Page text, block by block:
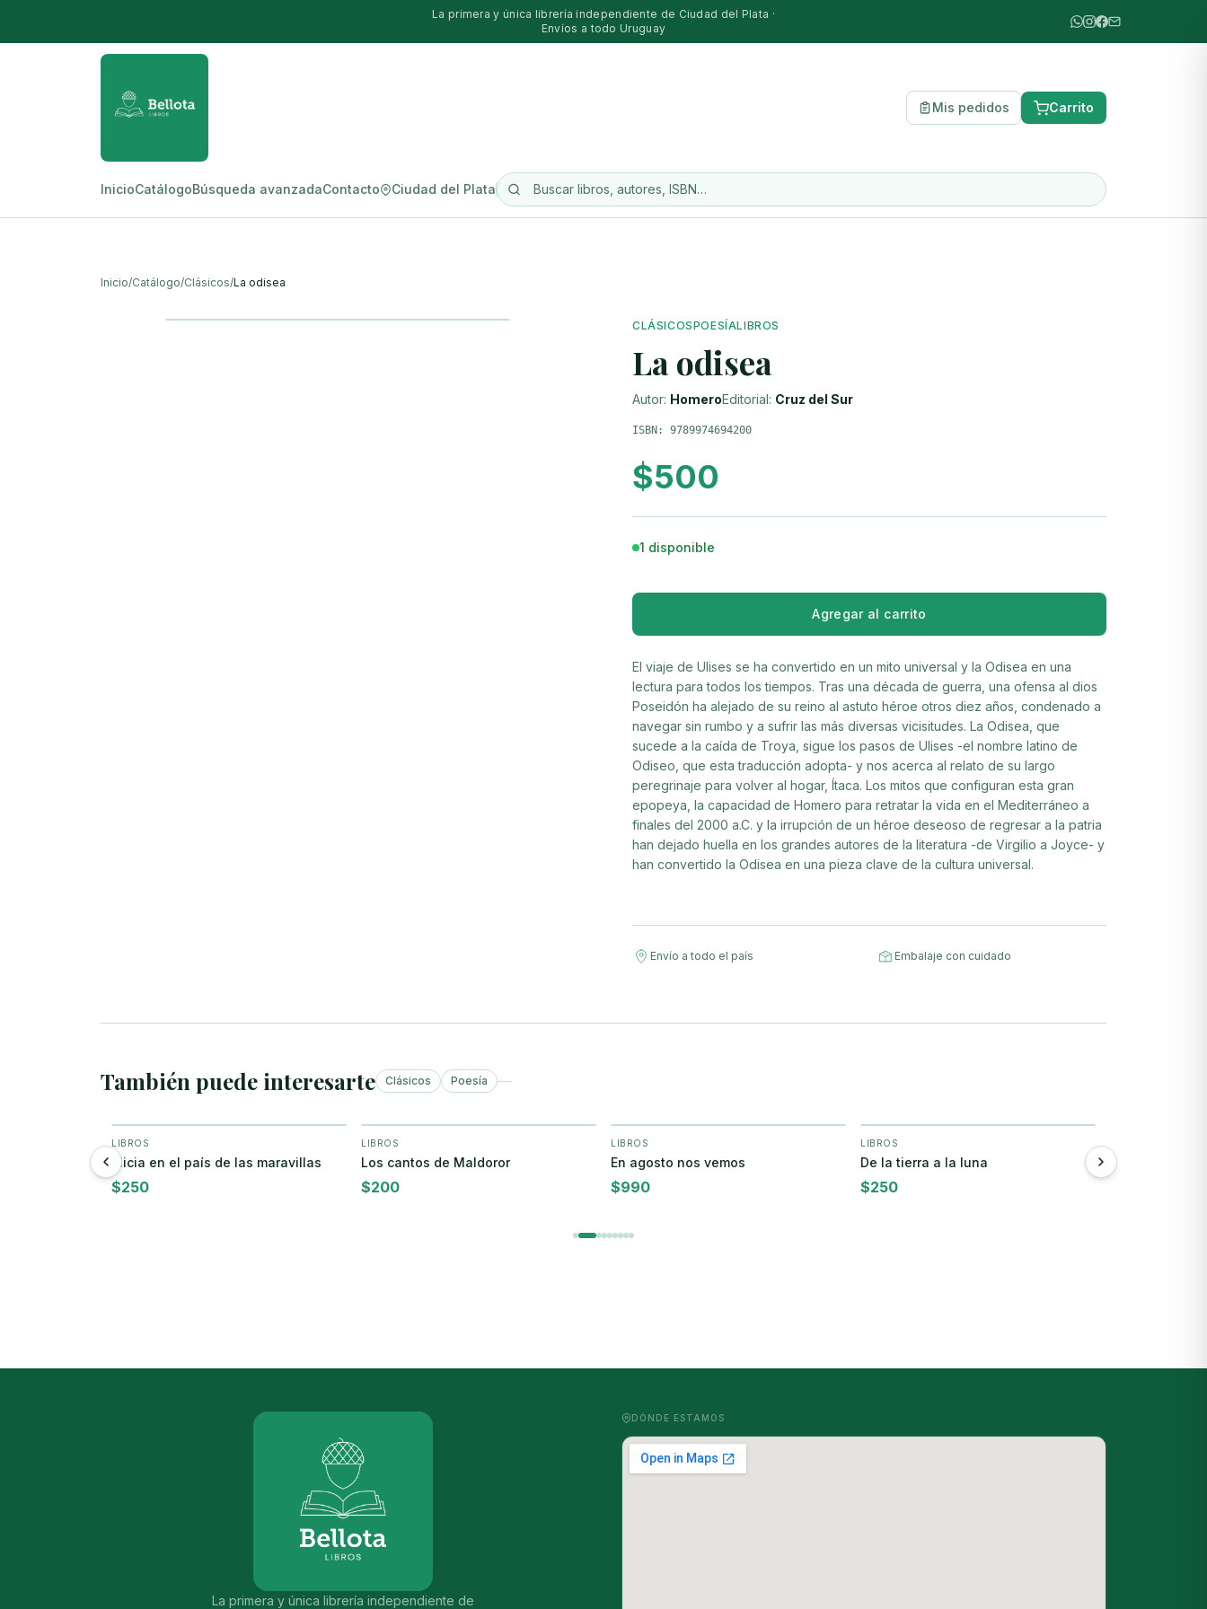
La primera y única librería independiente de Ciudad del Plata ·
Envíos a todo Uruguay
Mis pedidos Carrito
InicioCatálogoBúsqueda avanzadaContacto Ciudad del Plata
Inicio/Catálogo/Clásicos/La odisea
CLÁSICOSPOESÍALIBROS
La odisea
Autor: HomeroEditorial: Cruz del Sur
ISBN: 9789974694200
$500
1 disponible
Agregar al carrito
El viaje de Ulises se ha convertido en un mito universal y la Odisea en una
lectura para todos los tiempos. Tras una década de guerra, una ofensa al dios
Poseidón ha alejado de su reino al astuto héroe otros diez años, condenado a
navegar sin rumbo y a sufrir las más diversas vicisitudes. La Odisea, que
sucede a la caída de Troya, sigue los pasos de Ulises -el nombre latino de
Odiseo, que esta traducción adopta- y nos acerca al relato de su largo
peregrinaje para volver al hogar, Ítaca. Los mitos que configuran esta gran
epopeya, la capacidad de Homero para retratar la vida en el Mediterráneo a
finales del 2000 a.C. y la irrupción de un héroe deseoso de regresar a la patria
han dejado huella en los grandes autores de la literatura -de Virgilio a Joyce- y
han convertido la Odisea en una pieza clave de la cultura universal.
Envío a todo el país Embalaje con cuidado
También puede interesarte Clásicos Poesía
LIBROS
Alicia en el país de las maravillas
$250
LIBROS
Los cantos de Maldoror
$200
LIBROS
En agosto nos vemos
$990
LIBROS
De la tierra a la luna
$250
Cuentos
Shakespeare
La primera y única librería independiente de
DÓNDE ESTAMOS